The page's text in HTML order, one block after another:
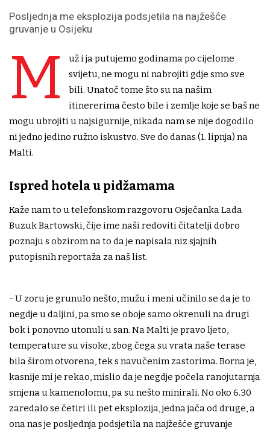
Posljednja me eksplozija podsjetila na najžešće
gruvanje u Osijeku
M
už i ja putujemo godinama po cijelome
svijetu, ne mogu ni nabrojiti gdje smo sve
bili. Unatoč tome što su na našim
itinererima često bile i zemlje koje se baš ne
mogu ubrojiti u najsigurnije, nikada nam se nije dogodilo
ni jedno jedino ružno iskustvo. Sve do danas (1. lipnja) na
Malti.
Ispred hotela u pidžamama
Kaže nam to u telefonskom razgovoru Osječanka Lada
Buzuk Bartowski, čije ime naši redoviti čitatelji dobro
poznaju s obzirom na to da je napisala niz sjajnih
putopisnih reportaža za naš list.
- U zoru je grunulo nešto, mužu i meni učinilo se da je to
negdje u daljini, pa smo se oboje samo okrenuli na drugi
bok i ponovno utonuli u san. Na Malti je pravo ljeto,
temperature su visoke, zbog čega su vrata naše terase
bila širom otvorena, tek s navučenim zastorima. Borna je,
kasnije mi je rekao, mislio da je negdje počela ranojutarnja
smjena u kamenolomu, pa su nešto minirali. No oko 6.30
zaredalo se četiri ili pet eksplozija, jedna jača od druge, a
ona nas je posljednja podsjetila na najžešće gruvanje